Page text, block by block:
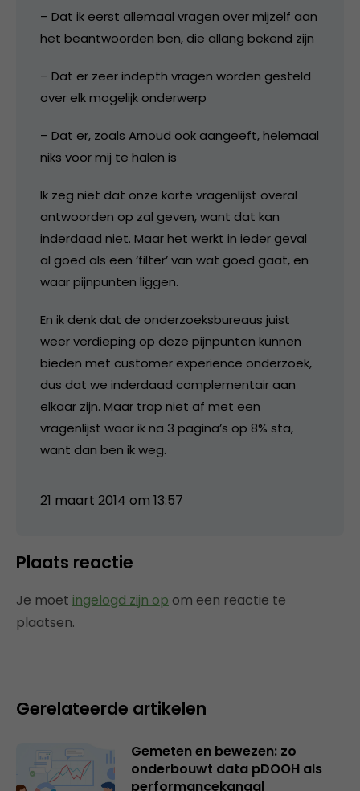
– Dat ik eerst allemaal vragen over mijzelf aan
het beantwoorden ben, die allang bekend zijn
– Dat er zeer indepth vragen worden gesteld
over elk mogelijk onderwerp
– Dat er, zoals Arnoud ook aangeeft, helemaal
niks voor mij te halen is
Ik zeg niet dat onze korte vragenlijst overal
antwoorden op zal geven, want dat kan
inderdaad niet. Maar het werkt in ieder geval
al goed als een ‘filter’ van wat goed gaat, en
waar pijnpunten liggen.
En ik denk dat de onderzoeksbureaus juist
weer verdieping op deze pijnpunten kunnen
bieden met customer experience onderzoek,
dus dat we inderdaad complementair aan
elkaar zijn. Maar trap niet af met een
vragenlijst waar ik na 3 pagina’s op 8% sta,
want dan ben ik weg.
21 maart 2014 om 13:57
Plaats reactie
Je moet ingelogd zijn op om een reactie te
plaatsen.
Gerelateerde artikelen
Gemeten en bewezen: zo
onderbouwt data pDOOH als
performancekanaal